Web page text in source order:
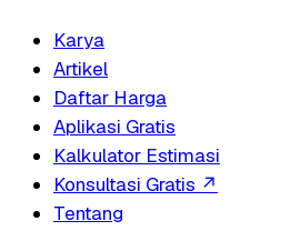
Karya
Artikel
Daftar Harga
Aplikasi Gratis
Kalkulator Estimasi
Konsultasi Gratis ↗
Tentang